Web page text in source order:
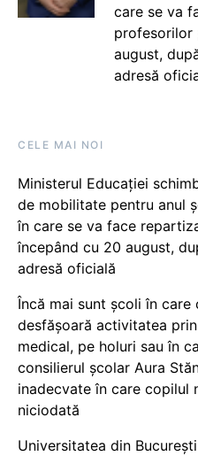
care se va
profesorilor
august,
adresă
CELE MAI NOI
Ministerul Educației
de mobilitate pentru anul
în care se va face
începând cu 20 august,
adresă oficială
Încă mai sunt școli în care
desfășoară activitatea
medical, pe holuri sau în
consilierul școlar Aura
inadecvate în care copilul
niciodată
Universitatea din